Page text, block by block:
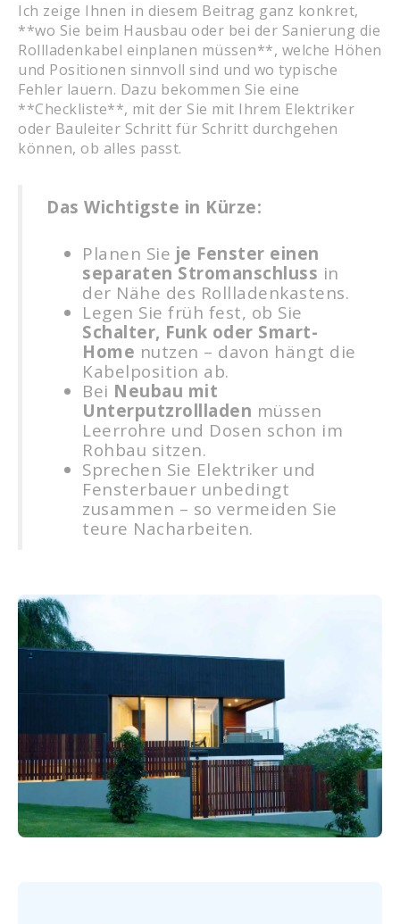
Ich zeige Ihnen in diesem Beitrag ganz konkret,
**wo Sie beim Hausbau oder bei der Sanierung die
Rollladenkabel einplanen müssen**, welche Höhen
und Positionen sinnvoll sind und wo typische
Fehler lauern. Dazu bekommen Sie eine
**Checkliste**, mit der Sie mit Ihrem Elektriker
oder Bauleiter Schritt für Schritt durchgehen
können, ob alles passt.
Das Wichtigste in Kürze:
Planen Sie je Fenster einen
separaten Stromanschluss in
der Nähe des Rollladenkastens.
Legen Sie früh fest, ob Sie
Schalter, Funk oder Smart-
Home nutzen – davon hängt die
Kabelposition ab.
Bei Neubau mit
Unterputzrollladen müssen
Leerrohre und Dosen schon im
Rohbau sitzen.
Sprechen Sie Elektriker und
Fensterbauer unbedingt
zusammen – so vermeiden Sie
teure Nacharbeiten.